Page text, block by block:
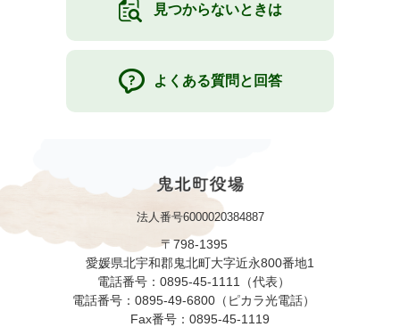
見つからないときは
よくある質問と回答
法人番号6000020384887
〒798-1395
愛媛県北宇和郡鬼北町大字近永800番地1
電話番号：0895-45-1111（代表）
電話番号：0895-49-6800（ピカラ光電話）
Fax番号：0895-45-1119